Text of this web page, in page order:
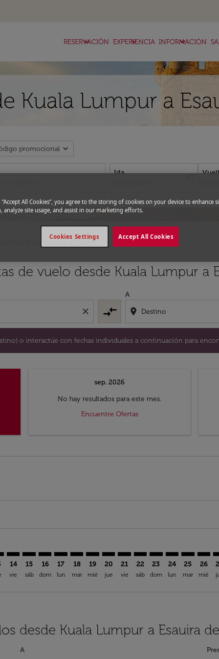
RESERVACIÓN
keyboard_arrow_down EXPERIENCIA
keyboard_arrow_down INFORMACIÓN
keyboard_arrow_down
Kuala Lumpur a
promocional expand_more
Ida
fc-
de Kuala Lumpur a Esauira
de vuelo desde Kuala Lumpur a
close compare_arrows
A
location_on
o interactúe con fechas individuales a continuación para
destino) o interactúe con fechas individuales a
sep. 2026
No hay resultados para este mes.
Encuentre Ofertas
14
vie
15
sáb
16
dom
17
lun
18
mar
KUL–ESU: cmp-view-offers-
19
mié
KUL–ESU: cmp-view-offers-
20
jue
KUL–ESU: cmp-view-
21
vie
KUL–ESU: cmp-view-
22
sáb
KUL–ESU: cmp-
23
dom
KUL–ESU:
24
lun
25
mar
26
mié
desde Kuala Lumpur a Esauira
A
“Accept All Cookies”, you agree to the storing of cookies on your device to enhance
analyze site usage, and assist in our marketing efforts.
Accept All Cookies
Cookies Settings